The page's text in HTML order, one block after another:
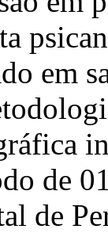
em
de
de